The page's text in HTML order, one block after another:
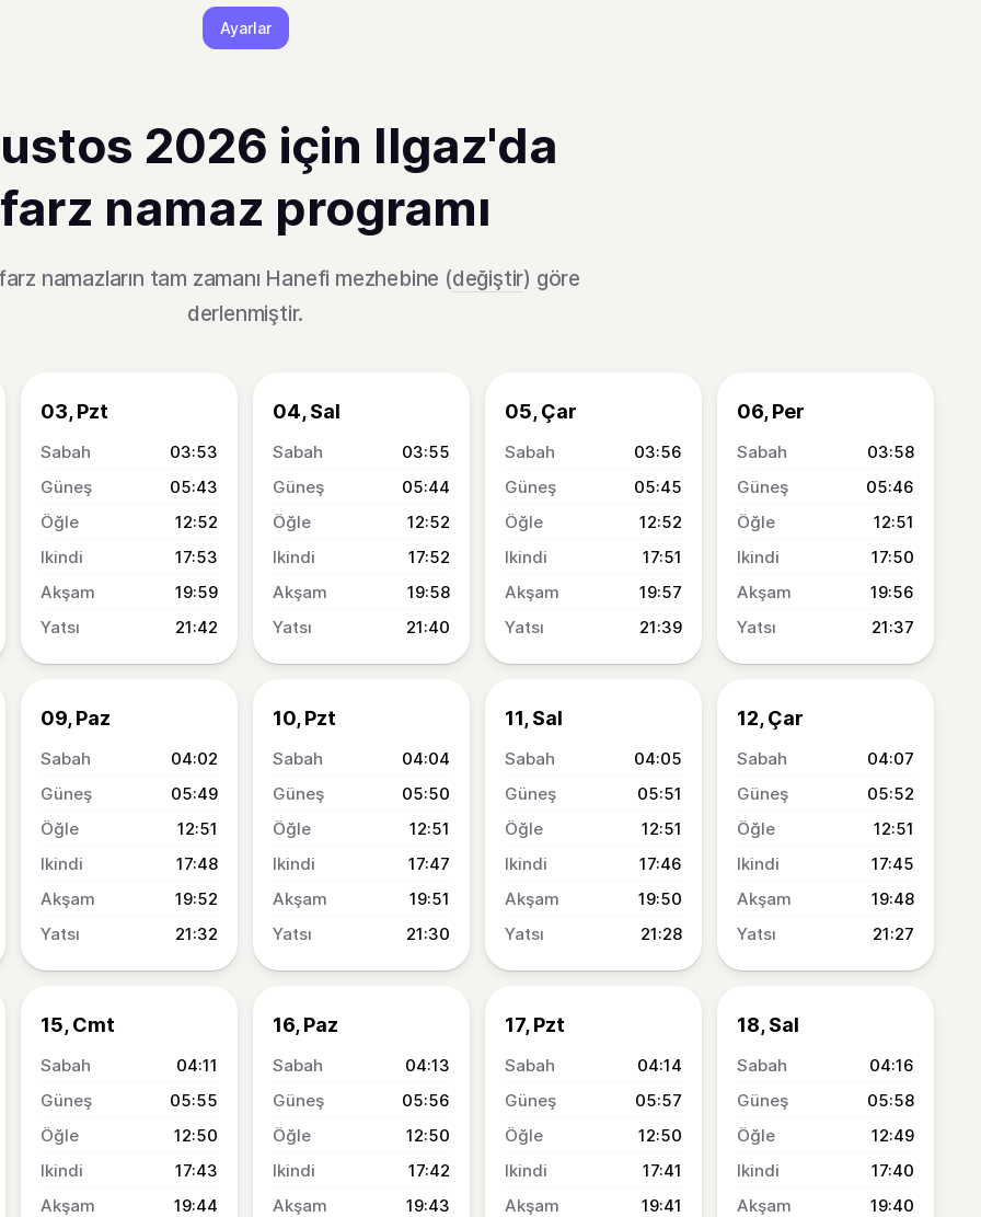
Ayarlar
2026 için Ilgaz'da
farz namaz programı
namazların tam zamanı Hanefi mezhebine (değiştir) göre
derlenmiştir.
03, Pzt
03:53
05:43
12:52
17:53
19:59
21:42
04, Sal
03:55
05:44
12:52
17:52
19:58
21:40
05, Çar
03:56
05:45
12:52
17:51
19:57
21:39
06, Per
03:58
05:46
12:51
17:50
19:56
21:37
09, Paz
04:02
05:49
12:51
17:48
19:52
21:32
10, Pzt
04:04
05:50
12:51
17:47
19:51
21:30
11, Sal
04:05
05:51
12:51
17:46
19:50
21:28
12, Çar
04:07
05:52
12:51
17:45
19:48
21:27
15, Cmt
04:11
05:55
12:50
17:43
19:44
16, Paz
04:13
05:56
12:50
17:42
19:43
17, Pzt
04:14
05:57
12:50
17:41
19:41
18, Sal
04:16
05:58
12:49
17:40
19:40